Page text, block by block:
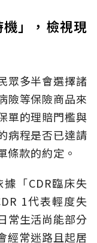
」，檢視現
眾多半會選擇諸
險等保險商品來
單的理賠門檻與
病程是否已達請
條款的約定。
「CDR臨床失
1代表輕度失
常生活尚能部分
經常迷路且起居